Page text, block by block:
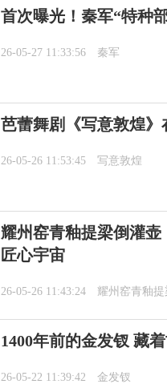
首次曝光！秦军“特种
26-05-27 11:33:56 秦军
芭蕾舞剧《写意敦煌》
26-05-26 11:53:45 写意敦煌
耀州窑青釉提梁倒灌
匠心宇宙
26-05-26 11:43:24 耀州窑青釉提
1400年前的金发钗 藏
26-05-22 11:39:42 金发钗